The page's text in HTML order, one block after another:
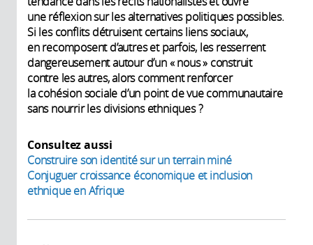
une réflexion sur les alternatives politiques possibles.
Si les conflits détruisent certains liens sociaux,
en recomposent d’autres et parfois, les resserrent
dangereusement autour d’un « nous » construit
contre les autres, alors comment renforcer
la cohésion sociale d’un point de vue communautaire
sans nourrir les divisions ethniques ?
Consultez aussi
Construire son identité sur un terrain miné
Conjuguer croissance économique et inclusion
ethnique en Afrique